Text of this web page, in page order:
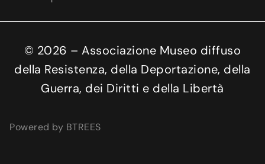
© 2026 – Associazione Museo diffuso
della Resistenza, della Deportazione, della
Guerra, dei Diritti e della Libertà
Powered by BTREES